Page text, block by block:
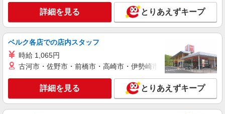
詳細を見る とりあえずキープ
ベルク各店での店内スタッフ
時給 1,065円
古河市・佐野市・前橋市・高崎市・伊勢崎市・太田市・館林市
詳細を見る とりあえずキープ